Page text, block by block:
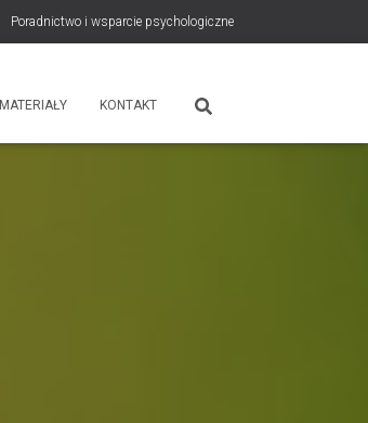
Poradnictwo i wsparcie psychologiczne
MATERIAŁY KONTAKT